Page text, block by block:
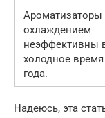
Ароматизаторы
охлаждением
неэффективны
холодное время
года.
Надеюсь, эта